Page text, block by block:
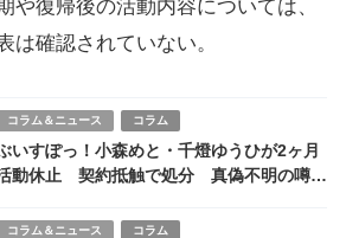
や復帰後の活動内容については、
は確認されていない。
コラム＆ニュース コラム
いすぽっ！小森めと・千燈ゆうひが2ヶ月
動休止 契約抵触で処分 真偽不明の噂も
コラム＆ニュース コラム